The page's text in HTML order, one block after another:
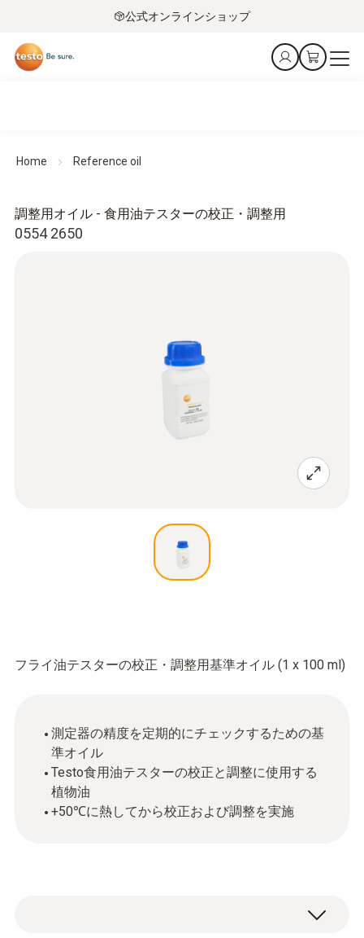
公式オンラインショップ
Home Reference oil
0554 2650
調整用オイル - 食用油テスターの校正・調整用
フライ油テスターの校正・調整用基準オイル (1 x 100 ml)
測定器の精度を定期的にチェックするための基
準オイル
Testo食用油テスターの校正と調整に使用する
植物油
+50℃に熱してから校正および調整を実施